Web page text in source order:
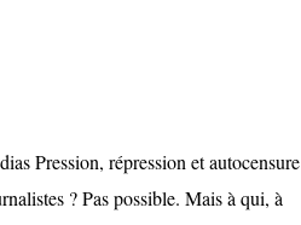
Pression, répression et autocensure
? Pas possible. Mais à qui, à